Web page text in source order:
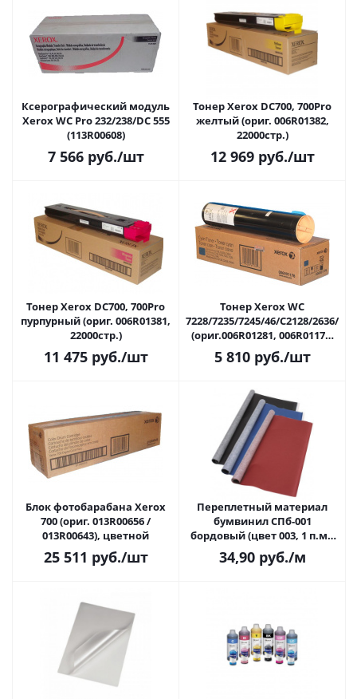
Ксерографический модуль
Xerox WC Pro 232/238/DC 555
(113R00608)
7 566руб./шт
Тонер Xerox DC700, 700Pro
желтый (ориг. 006R01382,
22000стр.)
12 969руб./шт
Тонер Xerox DC700, 700Pro
пурпурный (ориг. 006R01381,
22000стр.)
11 475руб./шт
Тонер Xerox WC
7228/7235/7245/46/C2128/2636/
(ориг.006R01281, 006R01176,
16000копий) синий
5 810руб./шт
Блок фотобарабана Xerox
700 (ориг. 013R00656 /
013R00643), цветной
25 511 руб./шт
Переплетный материал
бумвинил СПб-001
бордовый (цвет 003, 1 п.м.,
шир. 0,83 м)
34,90руб./м